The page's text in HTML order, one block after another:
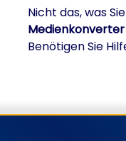
Nicht das, was
Medienkonverter
Benötigen Sie